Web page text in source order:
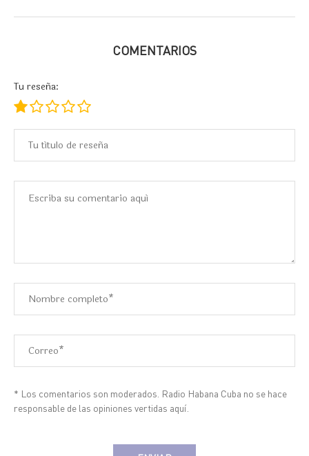
COMENTARIOS
Tu reseña:
* Los comentarios son moderados. Radio Habana Cuba no se hace
responsable de las opiniones vertidas aquí.